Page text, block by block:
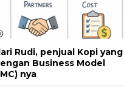
Rudi, penjual Kopi yang
Business Model
nya